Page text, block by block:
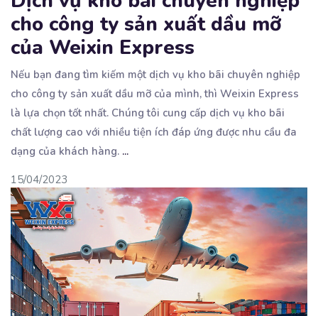
cho công ty sản xuất dầu mỡ
của Weixin Express
Nếu bạn đang tìm kiếm một dịch vụ kho bãi chuyên nghiệp
cho công ty sản xuất dầu mỡ của mình, thì Weixin Express
là lựa chọn tốt nhất. Chúng tôi cung cấp dịch vụ kho bãi
chất lượng cao với nhiều tiện ích đáp ứng được nhu cầu đa
dạng của khách hàng. ...
15/04/2023